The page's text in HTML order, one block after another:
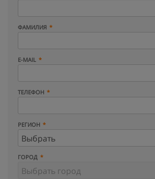
ФАМИЛИЯ
E-MAIL
ТЕЛЕФОН
РЕГИОН
ГОРОД